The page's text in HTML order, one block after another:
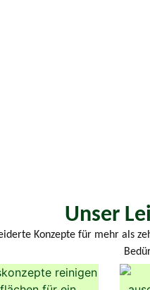
Unser
Konzepte für mehr als